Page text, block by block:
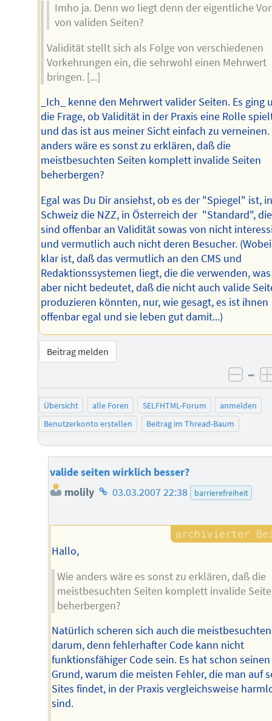
Imho ja. Denn wo liegt denn der eigentliche
von validen Seiten?
Validität stellt sich als Folge von verschiedenen
Vorkehrungen ein, die sehrwohl einen Mehrwert
bringen. [...]
_Ich_ kenne den Mehrwert valider Seiten. Es ging
die Frage, ob Validität in der Praxis eine Rolle
und das ist aus meiner Sicht einfach zu verneinen.
anders wäre es sonst zu erklären, daß die
meistbesuchten Seiten komplett invalide Seiten
beherbergen?
Egal was Du Dir ansiehst, ob es der "Spiegel" ist,
Schweiz die NZZ, in Österreich der "Standard", die
sind offenbar an Validität sowas von nicht
und vermutlich auch nicht deren Besucher.
klar ist, daß das vermutlich an den CMS und
Redaktionssystemen liegt, die die verwenden, was
aber nicht bedeutet, daß die nicht auch valide
produzieren könnten, nur, wie gesagt, es ist ihnen
offenbar egal und sie leben gut damit...)
Beitrag melden
–
Übersicht alle Foren SELFHTML-Forum
anmelden
Benutzerkonto erstellen
Beitrag im Thread-Baum
valide seiten wirklich besser?
molily Homepage
Autors
03.03.2007 22:38 barrierefreiheit
Hallo,
Wie anders wäre es sonst zu erklären, daß die
meistbesuchten Seiten komplett invalide
beherbergen?
Natürlich scheren sich auch die
darum, denn fehlerhafter Code kann nicht
funktionsfähiger Code sein. Es hat schon seinen
Grund, warum die meisten Fehler, die man auf
Sites findet, in der Praxis vergleichsweise
sind.